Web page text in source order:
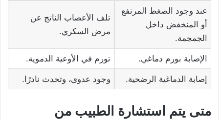
عند وجود الضغط المرتفع
أو المنخفض داخل
الجمجمة.
تلف الأعصاب الناتج عن
مرض السكري.
الإصابة بورم دماغي. تورم في الأوعية الدموية.
إصابة الدماغية الرضحية. وجود عدوى، وتحدث نادرًا.
متى يتم استشارة الطبيب من